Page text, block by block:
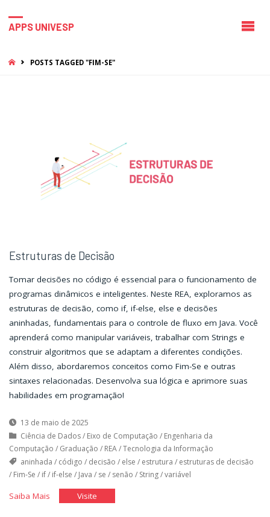
APPS UNIVESP
HOMEPOSTS TAGGED "FIM-SE"
Estruturas de Decisão
Tomar decisões no código é essencial para o funcionamento de
programas dinâmicos e inteligentes. Neste REA, exploramos as
estruturas de decisão, como if, if-else, else e decisões
aninhadas, fundamentais para o controle de fluxo em Java. Você
aprenderá como manipular variáveis, trabalhar com Strings e
construir algoritmos que se adaptam a diferentes condições.
Além disso, abordaremos conceitos como Fim-Se e outras
sintaxes relacionadas. Desenvolva sua lógica e aprimore suas
habilidades em programação!
13 de maio de 2025
Ciência de Dados/ Eixo de Computação / Engenharia da
Computação / Graduação / REA/Tecnologia da Informação
aninhada / código / decisão / else / estrutura / estruturas de decisão
/ Fim-Se / if/ if-else / Java / se / senão / String/variável
Saiba Mais"Estruturas
Visite"Estruturas